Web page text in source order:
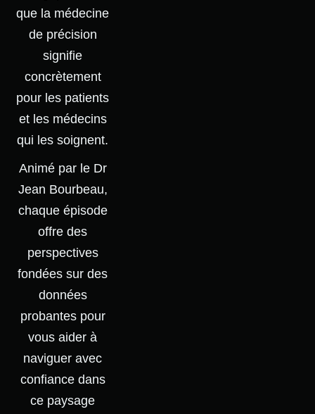
que la médecine
de précision
signifie
concrètement
pour les patients
et les médecins
qui les soignent.
Animé par le Dr
Jean Bourbeau,
chaque épisode
offre des
perspectives
fondées sur des
données
probantes pour
vous aider à
naviguer avec
confiance dans
ce paysage